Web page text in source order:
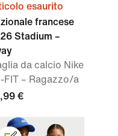
esaurito
francese
Stadium –
da calcio Nike
FIT – Ragazzo/a
€